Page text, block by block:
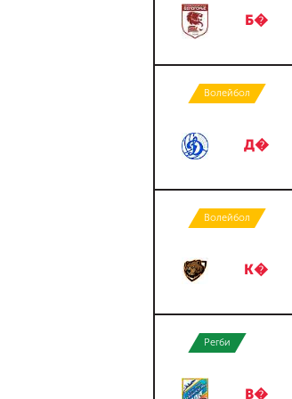
Б�
Волейбол
Д�
Волейбол
К�
Регби
В�